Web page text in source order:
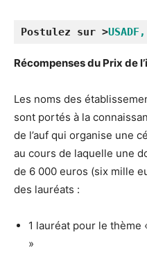
Postulez sur >
Récompenses du Prix de
Les noms des
sont portés à la
de l’auf qui organise une
au cours de laquelle une
de 6 000 euros (six mille
des lauréats :
1 lauréat pour le thème
»